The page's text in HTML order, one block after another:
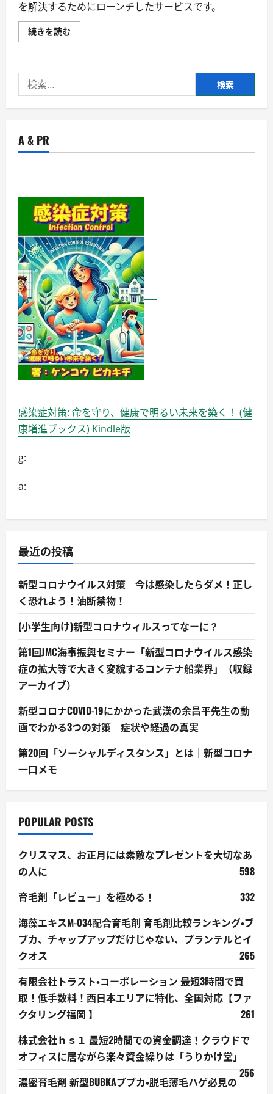
を解決するためにローンチしたサービスです。
続きを読む
Consultant
ー
ス
の
タ
件
紹
介
サ
ー
ビ
ス・
株
式
会
社
Ｇ
ｒ
ｏ
ｏ
ｖ
ｅ
ｍ
ｅ
ｎ
ｔ
に
て
詳
し
く
索:
A & PR
感染症対策: 命を守り、健康で明るい未来を築く！ (健
康増進ブックス) Kindle版
g:
a:
最近の投稿
新型コロナウイルス対策 今は感染したらダメ！正し
く恐れよう！油断禁物！
(小学生向け)新型コロナウィルスってなーに？
第1回JMC海事振興セミナー「新型コロナウイルス感染
症の拡大等で大きく変貌するコンテナ船業界」（収録
アーカイブ）
新型コロナCOVID-19にかかった武漢の余昌平先生の動
画でわかる3つの対策 症状や経過の真実
第20回「ソーシャルディスタンス」とは｜新型コロナ
一口メモ
POPULAR POSTS
クリスマス、お正月には素敵なプレゼントを大切なあ
の人に
598
育毛剤「レビュー」を極める！
332
海藻エキスM-034配合育毛剤 育毛剤比較ランキング・ブ
ブカ、チャップアップだけじゃない、プランテルとイ
クオス
265
有限会社トラスト・コーポレーション 最短3時間で買
取！低手数料！西日本エリアに特化、全国対応【ファ
クタリング福岡 】
261
株式会社ｈｓ１ 最短2時間での資金調達！クラウドで
オフィスに居ながら楽々資金繰りは「うりかけ堂」
256
濃密育毛剤 新型BUBKAブブカ・脱毛薄毛ハゲ必見の